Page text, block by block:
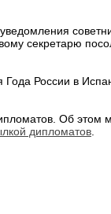
секретарю
России в
Об этом
дипломатов